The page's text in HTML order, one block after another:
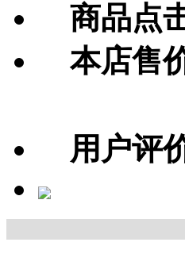
商品点
本店售
用户评